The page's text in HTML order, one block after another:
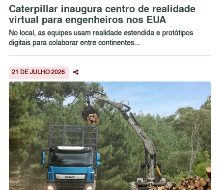
Caterpillar inaugura centro de realidade
virtual para engenheiros nos EUA
No local, as equipes usam realidade estendida e protótipos
digitais para colaborar entre continentes...
21 DE JULHO 2026